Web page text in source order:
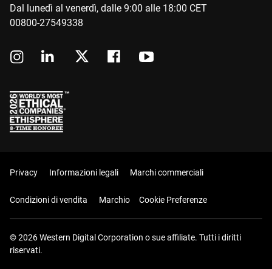
Dal lunedì al venerdì, dalle 9:00 alle 18:00 CET
00800-27549338
Privacy Informazioni legali Marchi commerciali
Condizioni di vendita Marchio Cookie Preferenze
© 2026 Western Digital Corporation o sue affiliate. Tutti i diritti
riservati.